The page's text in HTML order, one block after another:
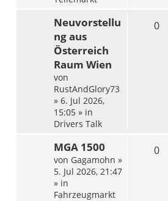
Neuvorstellu
ng aus
Österreich
Raum Wien
von
RustAndGlory73
» 6. Jul 2026,
15:05 » in
Drivers Talk
0
MGA 1500
von Gagamohn »
5. Jul 2026, 21:47
» in
Fahrzeugmarkt
0